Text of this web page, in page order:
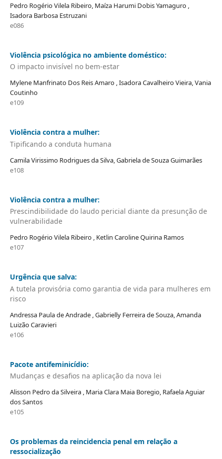
Pedro Rogério Vilela Ribeiro, Maíza Harumi Dobis Yamaguro ,
Isadora Barbosa Estruzani
e086
Violência psicológica no ambiente doméstico:
O impacto invisível no bem-estar
Mylene Manfrinato Dos Reis Amaro , Isadora Cavalheiro Vieira, Vania
Coutinho
e109
Violência contra a mulher:
Tipificando a conduta humana
Camila Virissimo Rodrigues da Silva, Gabriela de Souza Guimarães
e108
Violência contra a mulher:
Prescindibilidade do laudo pericial diante da presunção de
vulnerabilidade
Pedro Rogério Vilela Ribeiro , Ketlin Caroline Quirina Ramos
e107
Urgência que salva:
A tutela provisória como garantia de vida para mulheres em
risco
Andressa Paula de Andrade , Gabrielly Ferreira de Souza, Amanda
Luizão Caravieri
e106
Pacote antifeminicídio:
Mudanças e desafios na aplicação da nova lei
Alisson Pedro da Silveira , Maria Clara Maia Boregio, Rafaela Aguiar
dos Santos
e105
Os problemas da reincidencia penal em relação a
ressocialização